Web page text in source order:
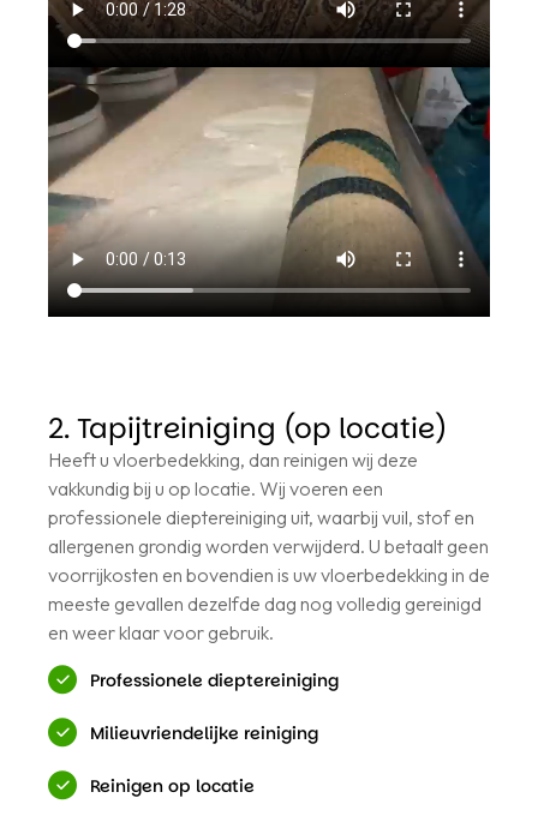
2. Tapijtreiniging (op locatie)
Heeft u vloerbedekking, dan reinigen wij deze
vakkundig bij u op locatie. Wij voeren een
professionele dieptereiniging uit, waarbij vuil, stof en
allergenen grondig worden verwijderd. U betaalt geen
voorrijkosten en bovendien is uw vloerbedekking in de
meeste gevallen dezelfde dag nog volledig gereinigd
en weer klaar voor gebruik.
Professionele dieptereiniging
Milieuvriendelijke reiniging
Reinigen op locatie